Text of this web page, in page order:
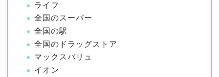
ライフ
全国のスーパー
全国の駅
全国のドラッグストア
マックスバリュ
イオン